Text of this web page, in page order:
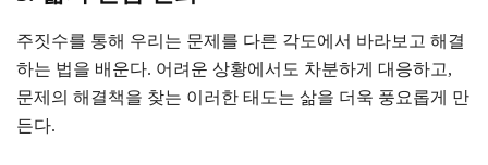
주짓수를 통해 우리는 문제를 다른 각도에서 바라보고 해결
하는 법을 배운다. 어려운 상황에서도 차분하게 대응하고,
문제의 해결책을 찾는 이러한 태도는 삶을 더욱 풍요롭게 만
든다.